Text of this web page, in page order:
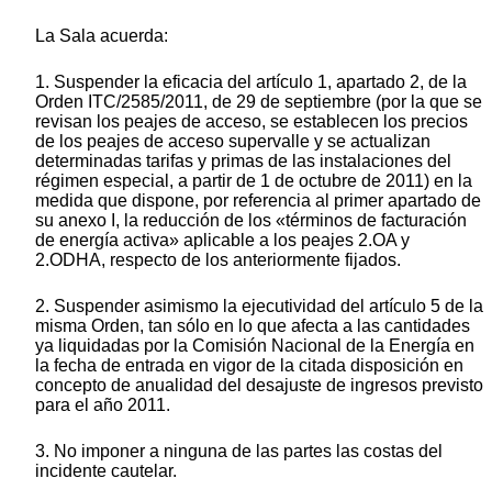
La Sala acuerda:
1. Suspender la eficacia del artículo 1, apartado 2, de la
Orden ITC/2585/2011, de 29 de septiembre (por la que se
revisan los peajes de acceso, se establecen los precios
de los peajes de acceso supervalle y se actualizan
determinadas tarifas y primas de las instalaciones del
régimen especial, a partir de 1 de octubre de 2011) en la
medida que dispone, por referencia al primer apartado de
su anexo I, la reducción de los «términos de facturación
de energía activa» aplicable a los peajes 2.OA y
2.ODHA, respecto de los anteriormente fijados.
2. Suspender asimismo la ejecutividad del artículo 5 de la
misma Orden, tan sólo en lo que afecta a las cantidades
ya liquidadas por la Comisión Nacional de la Energía en
la fecha de entrada en vigor de la citada disposición en
concepto de anualidad del desajuste de ingresos previsto
para el año 2011.
3. No imponer a ninguna de las partes las costas del
incidente cautelar.